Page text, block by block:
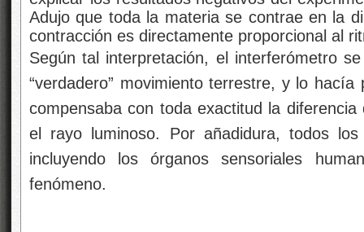
Adujo que toda la materia se contrae en la
contracción es directamente proporcional al
Según tal interpretación, el interferómetro
“verdadero” movimiento terrestre, y lo
compensaba con toda exactitud la
el rayo luminoso. Por añadidura, todos los
incluyendo los órganos sensoriales
fenómeno.